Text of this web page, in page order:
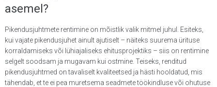
asemel?
Pikendusjuhtmete rentimine on mõistlik valik mitmel juhul. Esiteks,
kui vajate pikendusjuhet ainult ajutiselt – näiteks suurema ürituse
korraldamiseks või lühiajaliseks ehitusprojektiks – siis on rentimine
selgelt soodsam ja mugavam kui ostmine. Teiseks, renditud
pikendusjuhtmed on tavaliselt kvaliteetsed ja hästi hooldatud, mis
tähendab, et te ei pea muretsema seadmete töökindluse või ohutuse